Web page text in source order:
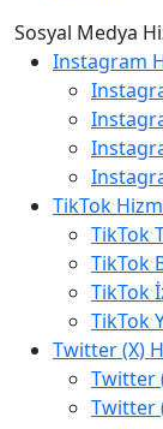
Sosyal Medya
Instagram
TikTok
TikTok
TikTok
TikTok
TikTok
Twitter (X)
Twitter
Twitter